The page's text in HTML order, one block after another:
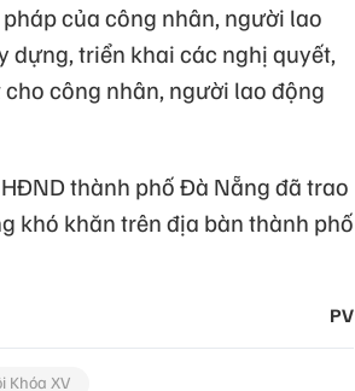
của công nhân, người lao
dựng, triển khai các nghị quyết,
công nhân, người lao động
thành phố Đà Nẵng đã trao
khó khăn trên địa bàn thành phố
PV
Khóa XV